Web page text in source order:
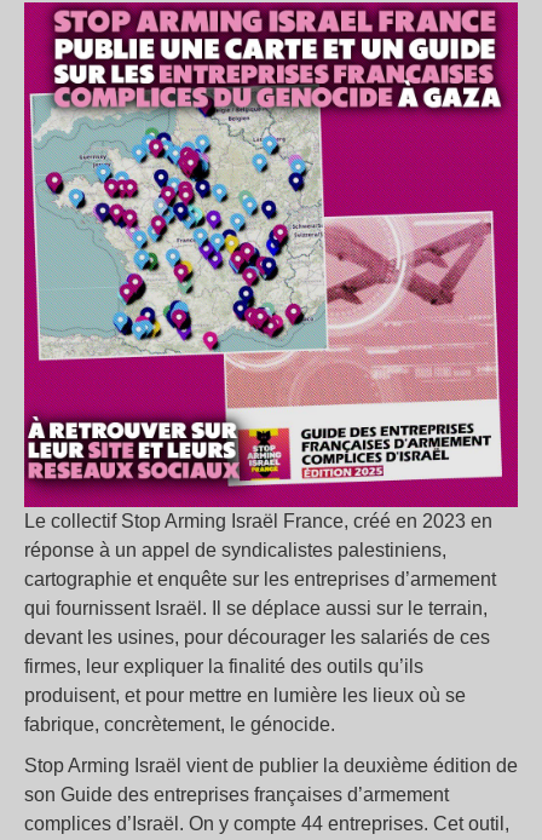
Le collectif Stop Arming Israël France, créé en 2023 en
réponse à un appel de syndicalistes palestiniens,
cartographie et enquête sur les entreprises d’armement
qui fournissent Israël. Il se déplace aussi sur le terrain,
devant les usines, pour décourager les salariés de ces
firmes, leur expliquer la finalité des outils qu’ils
produisent, et pour mettre en lumière les lieux où se
fabrique, concrètement, le génocide.
Stop Arming Israël vient de publier la deuxième édition de
son Guide des entreprises françaises d’armement
complices d’Israël. On y compte 44 entreprises. Cet outil,